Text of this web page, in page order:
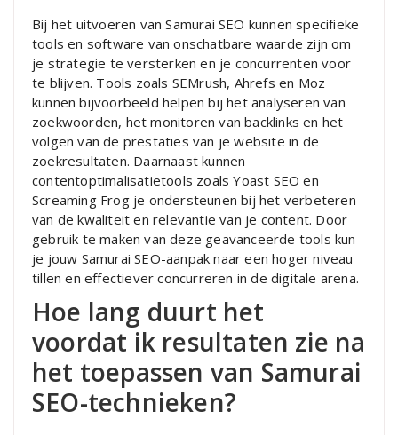
Bij het uitvoeren van Samurai SEO kunnen specifieke
tools en software van onschatbare waarde zijn om
je strategie te versterken en je concurrenten voor
te blijven. Tools zoals SEMrush, Ahrefs en Moz
kunnen bijvoorbeeld helpen bij het analyseren van
zoekwoorden, het monitoren van backlinks en het
volgen van de prestaties van je website in de
zoekresultaten. Daarnaast kunnen
contentoptimalisatietools zoals Yoast SEO en
Screaming Frog je ondersteunen bij het verbeteren
van de kwaliteit en relevantie van je content. Door
gebruik te maken van deze geavanceerde tools kun
je jouw Samurai SEO-aanpak naar een hoger niveau
tillen en effectiever concurreren in de digitale arena.
Hoe lang duurt het
voordat ik resultaten zie na
het toepassen van Samurai
SEO-technieken?